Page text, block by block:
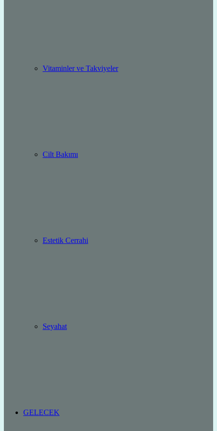
Vitaminler ve Takviyeler
Cilt Bakımı
Estetik Cerrahi
Seyahat
GELECEK